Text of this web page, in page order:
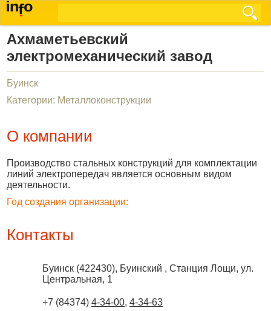
Ахмаметьевский
электромеханический завод
Буинск
Категории: Металлоконструкции
О компании
Производство стальных конструкций для комплектации
линий электропередач является основным видом
деятельности.
Год создания организации:
Контакты
Буинск (422430), Буинский , Станция Лощи, ул.
Центральная, 1
+7 (84374) 4-34-00, 4-34-63